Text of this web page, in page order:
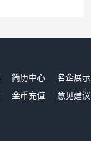
简历中心 名企展示
金币充值 意见建议